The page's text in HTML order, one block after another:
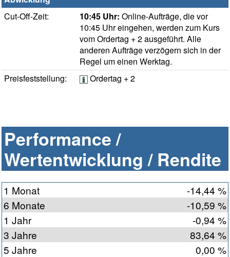
Cut-Off-Zeit:
10:45 Uhr: Online-Aufträge, die vor
10:45 Uhr eingehen, werden zum Kurs
vom Ordertag + 2 ausgeführt. Alle
anderen Aufträge verzögern sich in der
Regel um einen Werktag.
Preisfeststellung:
Ordertag + 2
Performance /
Wertentwicklung / Rendite
1 Monat
-14,44 %
6 Monate
-10,59 %
1 Jahr
-0,94 %
3 Jahre
83,64 %
5 Jahre
0,00 %